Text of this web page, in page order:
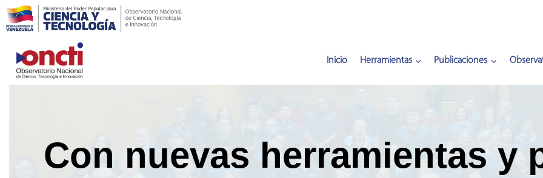
Saltar
al
Inicio Herramientas Publicaciones
Con nuevas herramientas y